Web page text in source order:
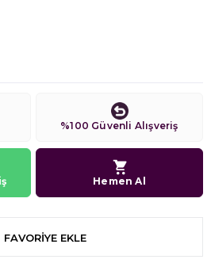
%100 Güvenli Alışveriş
Hemen Al
FAVORIYE EKLE